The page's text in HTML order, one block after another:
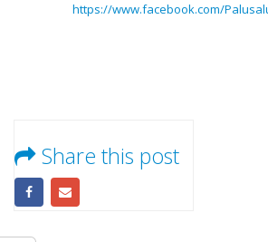
https://www.facebook.com/
Share this post